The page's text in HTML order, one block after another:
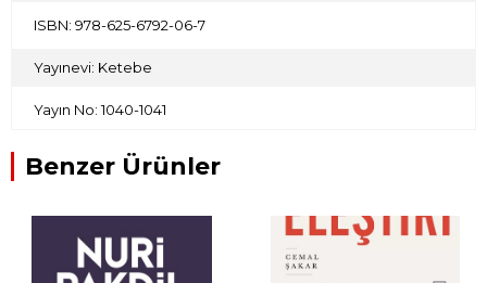
ISBN: 978-625-6792-06-7
Yayınevi: Ketebe
Yayın No: 1040-1041
Benzer Ürünler